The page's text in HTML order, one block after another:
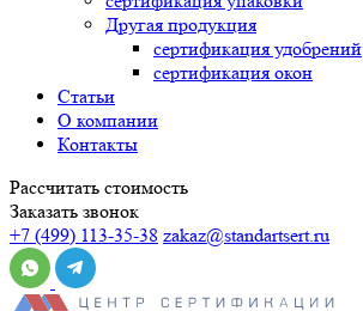
Другая продукция
сертификация удобрений
сертификация окон
Статьи
О компании
Контакты
Рассчитать стоимость
Заказать звонок
+7 (499) 113-35-38 zakaz@standartsert.ru